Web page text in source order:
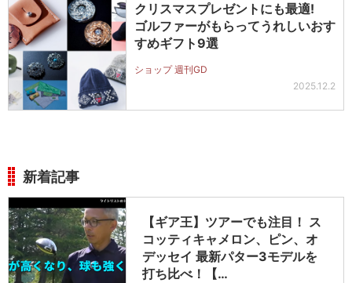
クリスマスプレゼントにも最適!
ゴルファーがもらってうれしいおす
すめギフト9選
ショップ 週刊GD
2025.12.2
新着記事
【ギア王】ツアーでも注目！ ス
コッティキャメロン、ピン、オ
デッセイ 最新パター3モデルを
打ち比べ！【…